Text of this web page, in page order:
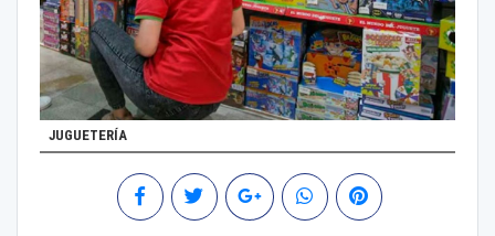
JUGUETERÍA